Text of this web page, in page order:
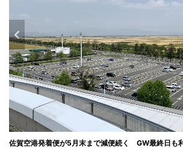
佐賀空港発着便が5月末まで減便続く GW最終日も